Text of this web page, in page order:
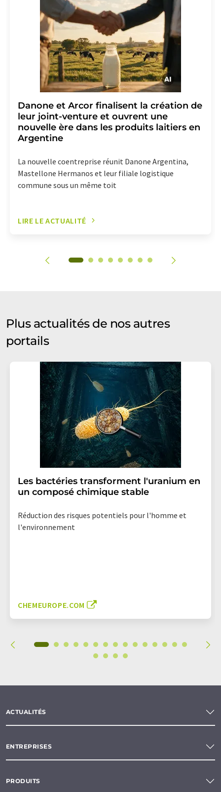
effet pour l'avenir. De plus, chaque courriel contient un
lien pour se désabonner de la newsletter
correspondante.
Danone et Arcor finalisent la création de
leur joint-venture et ouvrent une
nouvelle ère dans les produits laitiers en
Argentine
La nouvelle coentreprise réunit Danone Argentina,
Mastellone Hermanos et leur filiale logistique
commune sous un même toit
LIRE LE ACTUALITÉ
Plus actualités de nos autres
portails
Les bactéries transforment l'uranium en
un composé chimique stable
Réduction des risques potentiels pour l'homme et
l'environnement
CHEMEUROPE.COM
ACTUALITÉS
ENTREPRISES
PRODUITS